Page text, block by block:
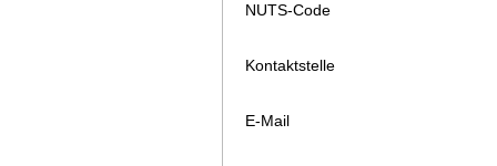
NUTS-Code
Kontaktstelle
E-Mail